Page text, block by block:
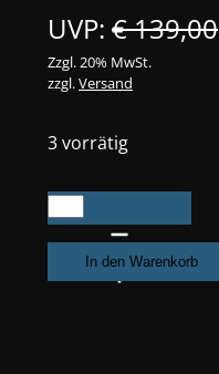
UVP: €139,00
Zzgl. 20% MwSt.
zzgl.Versand
3 vorrätig
10x
HAZET
Ausblasstift
#9040-
In den Warenkorb